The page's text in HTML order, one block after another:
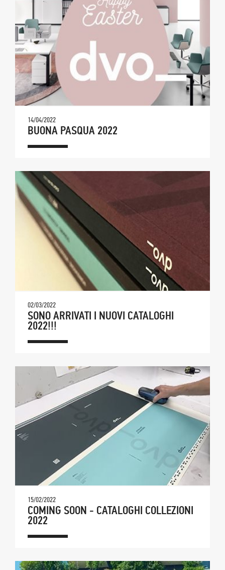
14/04/2022
BUONA PASQUA 2022
02/03/2022
SONO ARRIVATI I NUOVI CATALOGHI
2022!!!
15/02/2022
COMING SOON - CATALOGHI COLLEZIONI
2022